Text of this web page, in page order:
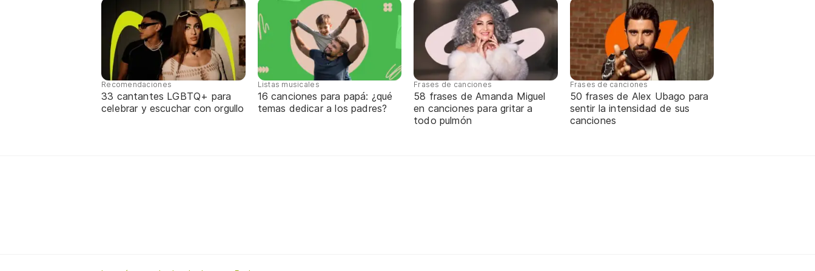
Recomendaciones
33 cantantes LGBTQ+ para
celebrar y escuchar con orgullo
Listas musicales
16 canciones para papá: ¿qué
temas dedicar a los padres?
Frases de canciones
58 frases de Amanda Miguel
en canciones para gritar a
todo pulmón
Frases de canciones
50 frases de Alex Ubago para
sentir la intensidad de sus
canciones